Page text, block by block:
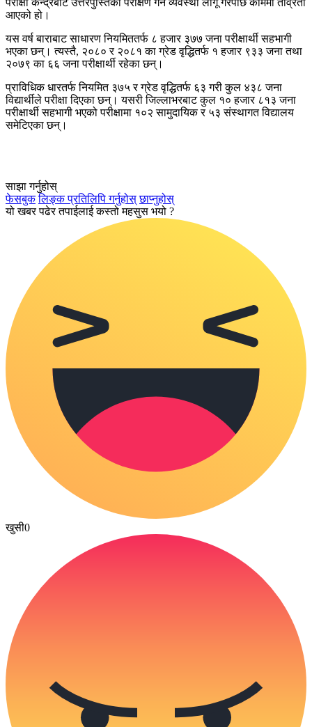
आएको हो।
यस वर्ष बाराबाट साधारण नियमिततर्फ ८ हजार ३७७ जना परीक्षार्थी सहभागी
भएका छन्। त्यस्तै, २०८० र २०८१ का ग्रेड वृद्धितर्फ १ हजार ९३३ जना तथा
२०७९ का ६६ जना परीक्षार्थी रहेका छन्।
प्राविधिक धारतर्फ नियमित ३७५ र ग्रेड वृद्धितर्फ ६३ गरी कुल ४३८ जना
विद्यार्थीले परीक्षा दिएका छन्। यसरी जिल्लाभरबाट कुल १० हजार ८१३ जना
परीक्षार्थी सहभागी भएको परीक्षामा १०२ सामुदायिक र ५३ संस्थागत विद्यालय
समेटिएका छन्।
साझा गर्नुहोस्
फेसबुक लिङ्क प्रतिलिपि गर्नुहोस् छाप्नुहोस्
यो खबर पढेर तपाईलाई कस्तो महसुस भयो ?
खुसी0